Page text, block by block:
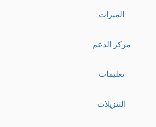
الميزات
مركز الدعم
تعليمات
التنزيلات